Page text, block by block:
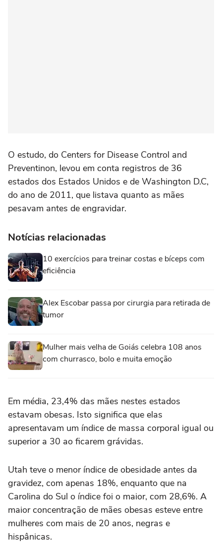
O estudo, do Centers for Disease Control and
Preventinon, levou em conta registros de 36
estados dos Estados Unidos e de Washington D.C,
do ano de 2011, que listava quanto as mães
pesavam antes de engravidar.
Notícias relacionadas
10 exercícios para treinar costas e bíceps com
eficiência
Alex Escobar passa por cirurgia para retirada de
tumor
Mulher mais velha de Goiás celebra 108 anos
com churrasco, bolo e muita emoção
Em média, 23,4% das mães nestes estados
estavam obesas. Isto significa que elas
apresentavam um índice de massa corporal igual ou
superior a 30 ao ficarem grávidas.
Utah teve o menor índice de obesidade antes da
gravidez, com apenas 18%, enquanto que na
Carolina do Sul o índice foi o maior, com 28,6%. A
maior concentração de mães obesas esteve entre
mulheres com mais de 20 anos, negras e
hispânicas.